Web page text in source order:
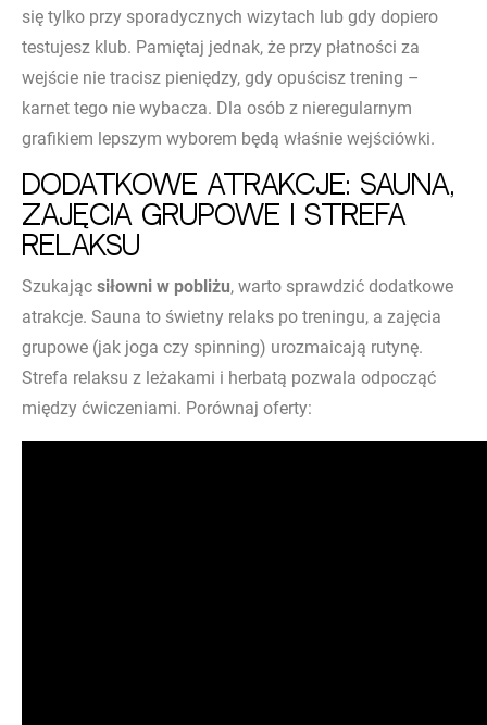
się tylko przy sporadycznych wizytach lub gdy dopiero
testujesz klub. Pamiętaj jednak, że przy płatności za
wejście nie tracisz pieniędzy, gdy opuścisz trening –
karnet tego nie wybacza. Dla osób z nieregularnym
grafikiem lepszym wyborem będą właśnie wejściówki.
Dodatkowe atrakcje: sauna,
zajęcia grupowe i strefa
relaksu
Szukając siłowni w pobliżu, warto sprawdzić dodatkowe
atrakcje. Sauna to świetny relaks po treningu, a zajęcia
grupowe (jak joga czy spinning) urozmaicają rutynę.
Strefa relaksu z leżakami i herbatą pozwala odpocząć
między ćwiczeniami. Porównaj oferty: